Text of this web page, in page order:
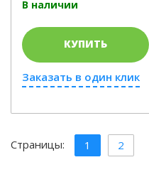
В наличии
КУПИТЬ
Заказать в один клик
Страницы: 1 2